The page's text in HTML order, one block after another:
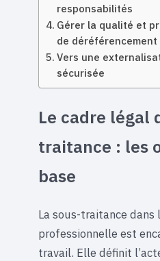
responsabilités
Gérer la qualité et
de déréférencement
Vers une
sécurisée
Le cadre légal
traitance : les
base
La sous-traitance dans
professionnelle est
travail. Elle définit